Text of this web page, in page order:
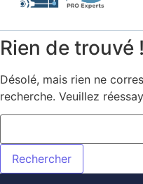
Rien de trouvé !
Désolé, mais rien ne
recherche. Veuillez